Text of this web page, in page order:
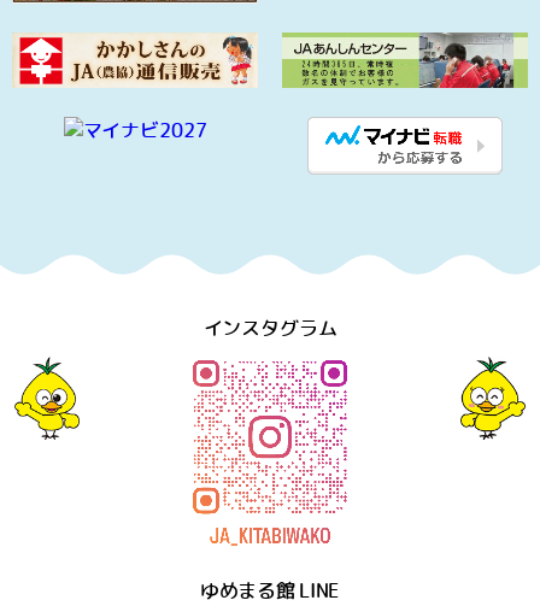
インスタグラム
ゆめまる館 LINE